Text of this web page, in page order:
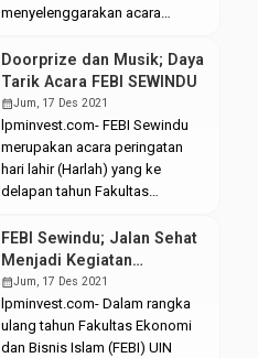
Berlokasi di Auditorium 2
yang dibintangi oleh beberapa
penampilan kesenian.
Pelaksanaan FEBI Sewindu ini
dilaksanakan dengan sangat […]
menyelenggarakan acara
dengan tajuk “FEBI Sewindu”
pada Jumat, (17/12/2021).
Salah satu kegiatan di dalamnya
adalah pemilihan Duta FEBI yang
bertujuan untuk memilih
perwakilan Putra-Putri terbaik
FEBI agar bisa mengenalkan
Ajang ini mengusung tema
“Menjadikan FEBI sebagai
Garda […]
Doorprize dan Musik; Daya
Tarik Acara FEBI SEWINDU
calendar_monthJum, 17 Des 2021
lpminvest.com- FEBI Sewindu
merupakan acara peringatan
hari lahir (Harlah) yang ke
delapan tahun Fakultas
UIN Walisongo, Jumat
(17/12/2021). Acara yang
diselenggarakan dari pagi
hingga sore itu bervariasi, mulai
dari jalan sehat, pembagian
doorprize, pemilihan Duta FEBI,
FEBI Sewindu; Jalan Sehat
Menjadi Kegiatan
Pembukanya
calendar_monthJum, 17 Des 2021
lpminvest.com- Dalam rangka
ulang tahun Fakultas Ekonomi
dan Bisnis Islam (FEBI) UIN